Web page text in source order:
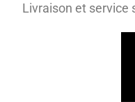
Livraison et service